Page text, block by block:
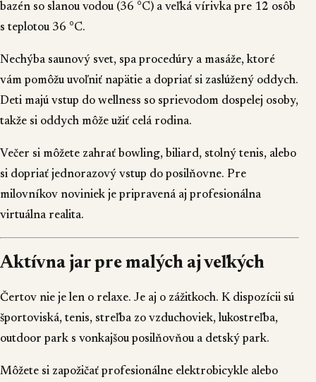
bazén so slanou vodou (36 °C) a veľká vírivka pre 12 osôb
s teplotou 36 °C.
Nechýba saunový svet, spa procedúry a masáže, ktoré
vám pomôžu uvoľniť napätie a dopriať si zaslúžený oddych.
Deti majú vstup do wellness so sprievodom dospelej osoby,
takže si oddych môže užiť celá rodina.
Večer si môžete zahrať bowling, biliard, stolný tenis, alebo
si dopriať jednorazový vstup do posilňovne. Pre
milovníkov noviniek je pripravená aj profesionálna
virtuálna realita.
Aktívna jar pre malých aj veľkých
Čertov nie je len o relaxe. Je aj o zážitkoch. K dispozícii sú
športoviská, tenis, streľba zo vzduchoviek, lukostreľba,
outdoor park s vonkajšou posilňovňou a detský park.
Môžete si zapožičať profesionálne elektrobicykle alebo